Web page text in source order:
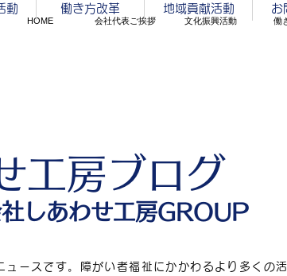
動 働き方改革 地域貢献活動 お
工房ブログ
しあわせ工房GROUP
スです。障がい者福祉にかかわるより多くの活
HOME 会社代表ご挨拶 文化振興活動 働